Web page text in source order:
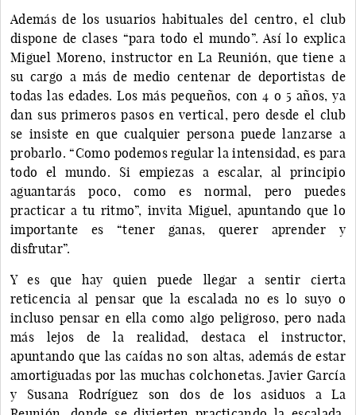
Además de los usuarios habituales del centro, el club
dispone de clases “para todo el mundo”. Así lo explica
Miguel Moreno, instructor en La Reunión, que tiene a
su cargo a más de medio centenar de deportistas de
todas las edades. Los más pequeños, con 4 o 5 años, ya
dan sus primeros pasos en vertical, pero desde el club
se insiste en que cualquier persona puede lanzarse a
probarlo. “Como podemos regular la intensidad, es para
todo el mundo. Si empiezas a escalar, al principio
aguantarás poco, como es normal, pero puedes
practicar a tu ritmo”, invita Miguel, apuntando que lo
importante es “tener ganas, querer aprender y
disfrutar”.
Y es que hay quien puede llegar a sentir cierta
reticencia al pensar que la escalada no es lo suyo o
incluso pensar en ella como algo peligroso, pero nada
más lejos de la realidad, destaca el instructor,
apuntando que las caídas no son altas, además de estar
amortiguadas por las muchas colchonetas. Javier García
y Susana Rodríguez son dos de los asiduos a La